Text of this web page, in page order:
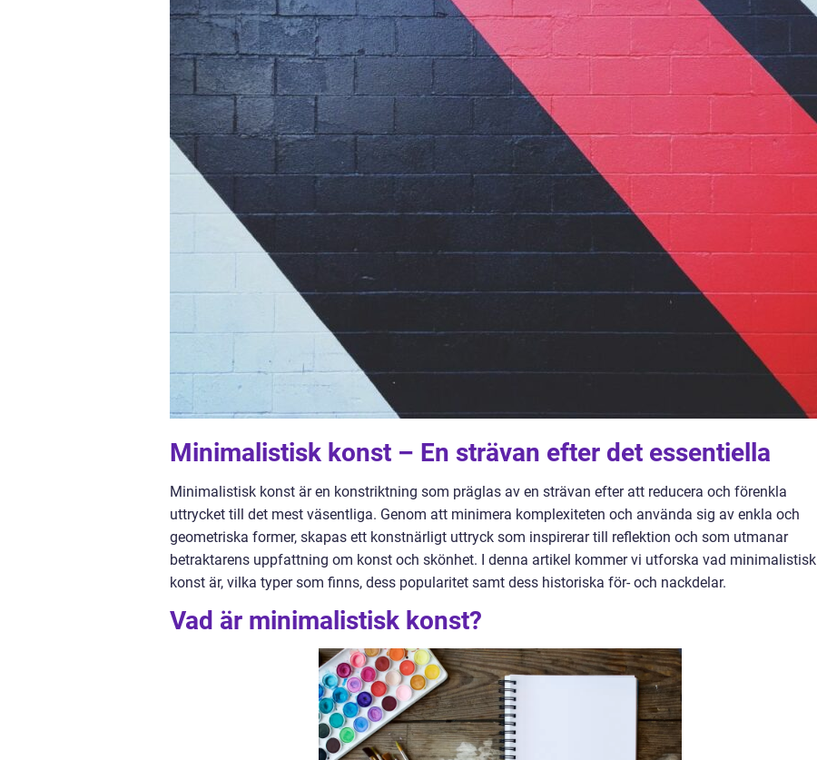
Minimalistisk konst – En strävan efter det essentiella
Minimalistisk konst är en konstriktning som präglas av en strävan efter att reducera och förenkla
uttrycket till det mest väsentliga. Genom att minimera komplexiteten och använda sig av enkla och
geometriska former, skapas ett konstnärligt uttryck som inspirerar till reflektion och som utmanar
betraktarens uppfattning om konst och skönhet. I denna artikel kommer vi utforska vad minimalistisk
konst är, vilka typer som finns, dess popularitet samt dess historiska för- och nackdelar.
Vad är minimalistisk konst?